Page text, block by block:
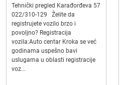
Tehnički pregled Karađorđeva 57
022/310-129 Želite da
registrujete vozilo brzo i
povoljno? Registracija
vozila:Auto centar Kroka se već
godinama uspešno bavi
uslugama u oblasti registracije
voz...